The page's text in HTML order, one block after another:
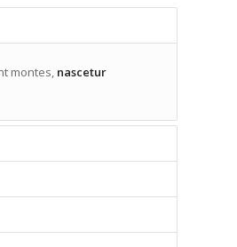
montes, nascetur